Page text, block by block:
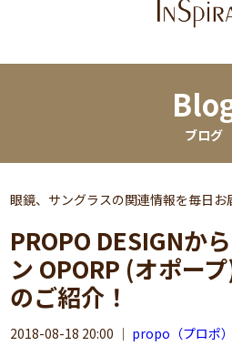
ブログ
眼鏡、サングラスの関連情報を毎日お
PROPO DESIGNか
ン OPORP (オポープ
のご紹介！
2018-08-18 20:00 ｜ propo（プロポ）